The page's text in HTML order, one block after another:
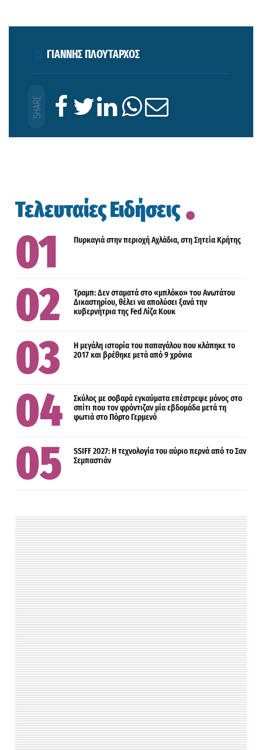
ΓΙΑΝΝΗΣ ΠΛΟΥΤΑΡΧΟΣ
Τελευταίες Ειδήσεις
Πυρκαγιά στην περιοχή Αχλάδια, στη Σητεία Κρήτης
Τραμπ: Δεν σταματά στο «μπλόκο» του Ανωτάτου
Δικαστηρίου, θέλει να απολύσει ξανά την
κυβερνήτρια της Fed Λίζα Κουκ
Η μεγάλη ιστορία του παπαγάλου που κλάπηκε το
2017 και βρέθηκε μετά από 9 χρόνια
Σκύλος με σοβαρά εγκαύματα επέστρεψε μόνος στο
σπίτι που τον φρόντιζαν μία εβδομάδα μετά τη
φωτιά στο Πόρτο Γερμενό
SSIFF 2027: Η τεχνολογία του αύριο περνά από το Σαν
Σεμπαστιάν